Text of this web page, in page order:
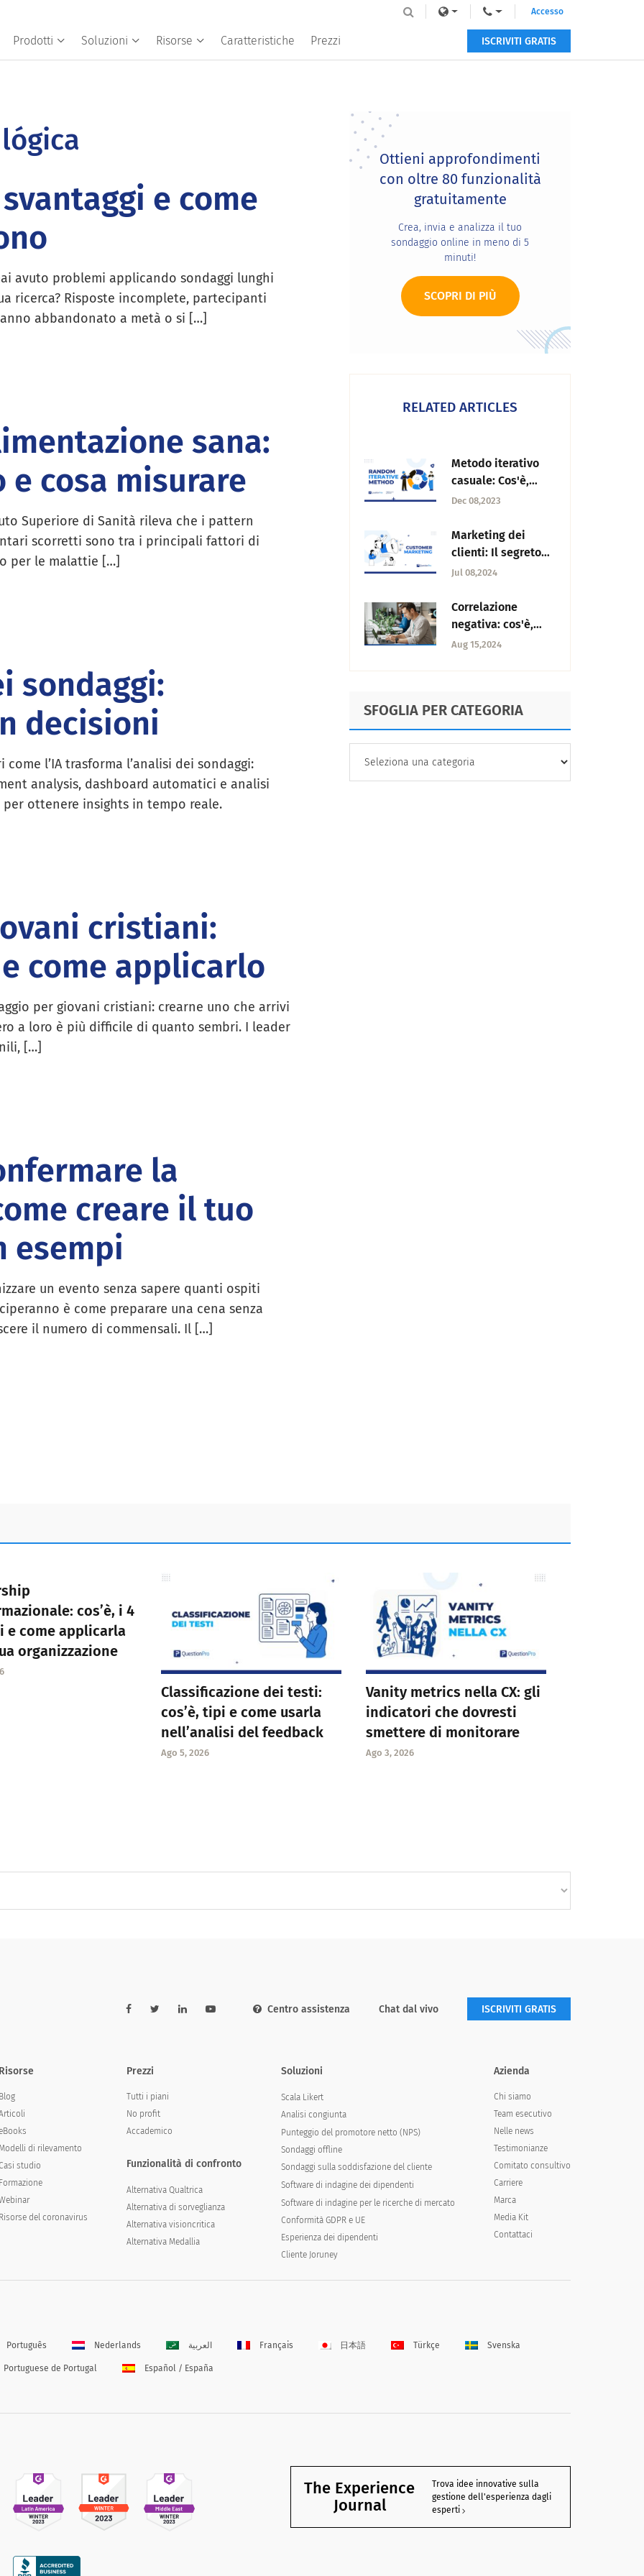
Prodotti Soluzioni Risorse Caratteristiche Prezzi
Accesso
ISCRIVITI GRATIS
e come
avuto problemi applicando sondaggi lunghi
ricerca? Risposte incomplete, partecipanti
abbandonato a metà o si […]
sana:
cosa misurare
Superiore di Sanità rileva che i pattern
scorretti sono tra i principali fattori di
per le malattie […]
sondaggi:
decisioni
come l’IA trasforma l’analisi dei sondaggi:
analysis, dashboard automatici e analisi
per ottenere insights in tempo reale.
cristiani:
come applicarlo
per giovani cristiani: crearne uno che arrivi
a loro è più difficile di quanto sembri. I leader
[…]
la
creare il tuo
esempi
un evento senza sapere quanti ospiti
è come preparare una cena senza
il numero di commensali. Il […]
Primary
Sidebar
Ottieni approfondimenti
con oltre 80 funzionalità
gratuitamente
Crea, invia e analizza il tuo
sondaggio online in meno di 5
minuti!
SCOPRI DI PIÙ
RELATED ARTICLES
Metodo iterativo
casuale: Cos'è,
importanza ed
Dec 08,2023
Marketing dei
clienti: Il segreto
meglio custodito
Jul 08,2024
Correlazione
negativa: cos'è,
esempi e come
Aug 15,2024
SFOGLIA PER CATEGORIA
PER
CATEGORIA
cos’è, i 4
e come applicarla
organizzazione
Classificazione dei testi:
cos’è, tipi e come usarla
nell’analisi del feedback
Ago 5, 2026
Vanity metrics nella CX: gli
indicatori che dovresti
smettere di monitorare
Ago 3, 2026
Centro assistenza Chat dal vivo ISCRIVITI GRATIS
Risorse
Blog
Modelli di rilevamento
studio
Formazione
Risorse del coronavirus
Prezzi
Tutti i piani
No profit
Accademico
Funzionalità di confronto
Alternativa Qualtrica
Alternativa di sorveglianza
Alternativa visioncritica
Alternativa Medallia
Soluzioni
Scala Likert
Analisi congiunta
Punteggio del promotore netto (NPS)
Sondaggi offline
Sondaggi sulla soddisfazione del cliente
Software di indagine dei dipendenti
Software di indagine per le ricerche di mercato
Conformità GDPR e UE
Esperienza dei dipendenti
Cliente Joruney
Azienda
Chi siamo
Team esecutivo
Nelle news
Testimonianze
Comitato consultivo
Carriere
Marca
Media Kit
Contattaci
Português Nederlands العربية Français 日本語 Türkçe Svenska
Portuguese de Portugal Español / España
The Experience
Journal
Trova idee innovative sulla
gestione dell'esperienza dagli
esperti